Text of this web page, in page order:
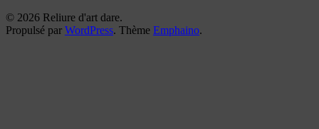
© 2026 Reliure d'art dare.
Propulsé par WordPress. Thème Emphaino.